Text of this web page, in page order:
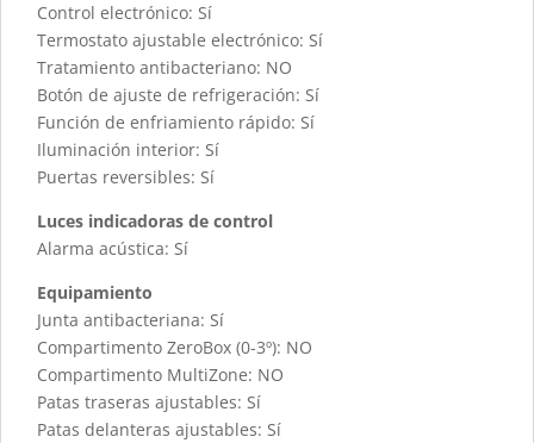
Control electrónico: Sí
Termostato ajustable electrónico: Sí
Tratamiento antibacteriano: NO
Botón de ajuste de refrigeración: Sí
Función de enfriamiento rápido: Sí
Iluminación interior: Sí
Puertas reversibles: Sí
Luces indicadoras de control
Alarma acústica: Sí
Equipamiento
Junta antibacteriana: Sí
Compartimento ZeroBox (0-3º): NO
Compartimento MultiZone: NO
Patas traseras ajustables: Sí
Patas delanteras ajustables: Sí